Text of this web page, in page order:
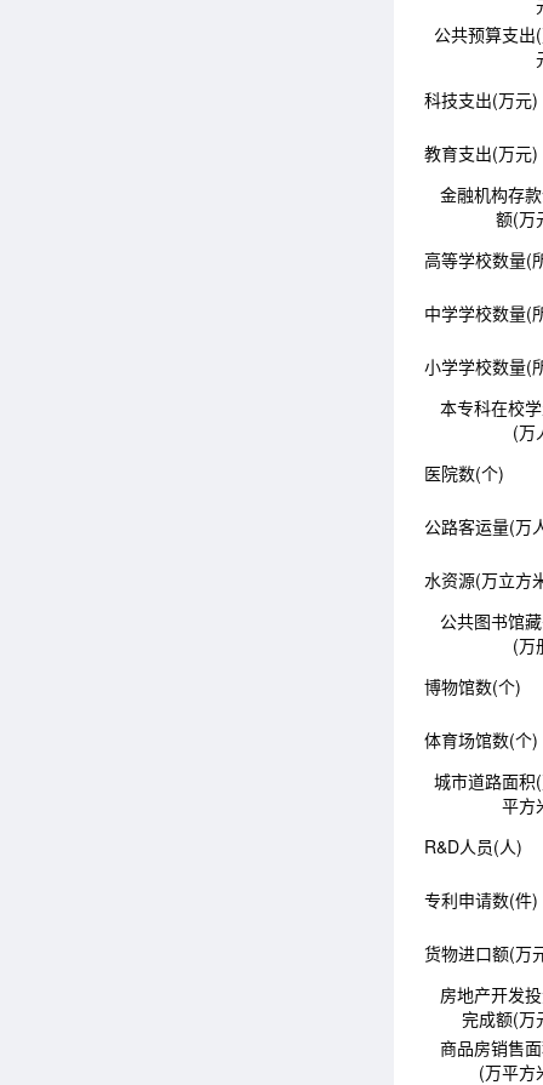
公共预算支出
科技支出(万元)
教育支出(万元)
金融机构存
额(万
高等学校数量(
中学学校数量(
小学学校数量(
本专科在校
(万
医院数(个)
公路客运量(万
水资源(万立方
公共图书馆
(万
博物馆数(个)
体育场馆数(个)
城市道路面积
平方
R&D人员(人)
专利申请数(件)
货物进口额(万
房地产开发
完成额(万
商品房销售
(万平方